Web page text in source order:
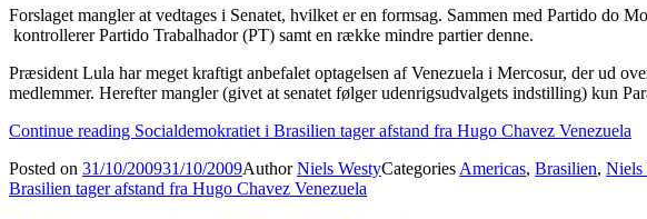
Forslaget mangler at vedtages i Senatet, hvilket er en formsag. Sammen med Partido do
kontrollerer Partido Trabalhador (PT) samt en række mindre partier denne.
Præsident Lula har meget kraftigt anbefalet optagelsen af Venezuela i Mercosur, der ud
medlemmer. Herefter mangler (givet at senatet følger udenrigsudvalgets indstilling) kun
Continue reading Socialdemokratiet i Brasilien tager afstand fra Hugo Chavez Venezuela
Posted on 31/10/200931/10/2009AuthorNiels WestyCategories Americas, Brasilien, Niels
Brasilien tager afstand fra Hugo Chavez Venezuela